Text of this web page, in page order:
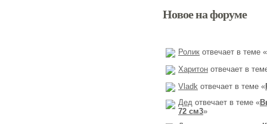
Новое на форуме
Ролик отвечает в теме «
Харитон отвечает в
Vladk отвечает в теме «
Дед отвечает в теме «
72 см3»